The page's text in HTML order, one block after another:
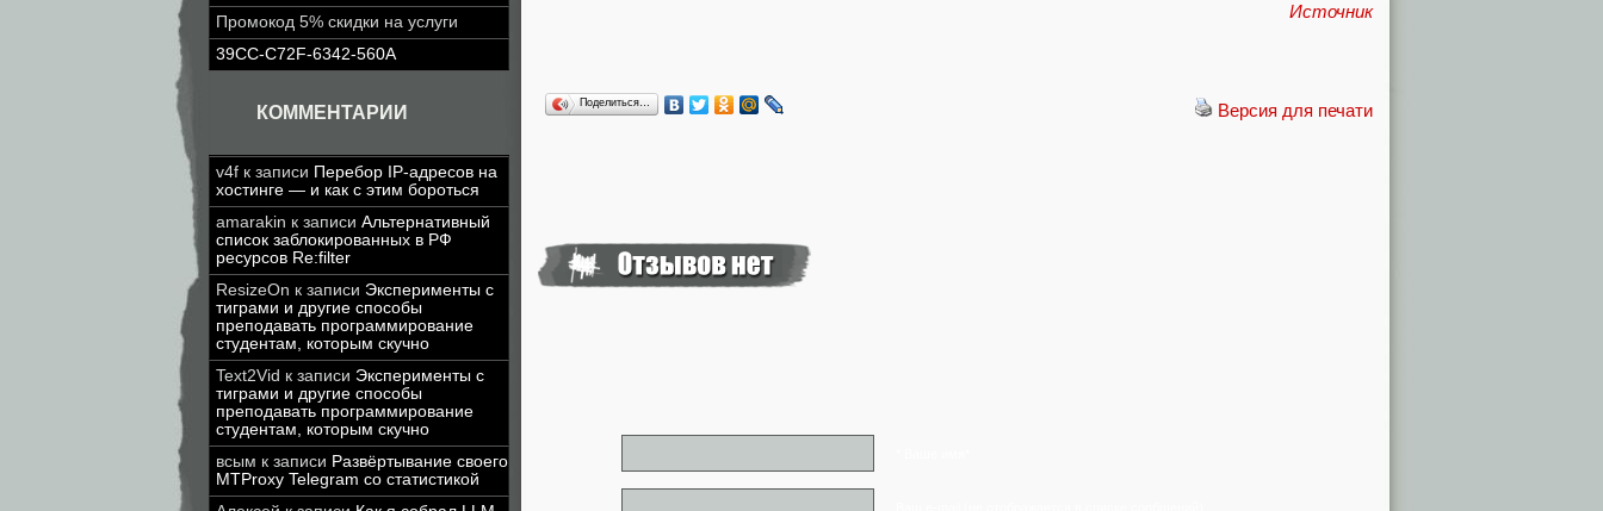
Промокод 5% скидки на услуги
39CC-C72F-6342-560A
КОММЕНТАРИИ
v4f к записи Перебор IP-адресов на
хостинге — и как с этим бороться
amarakin к записи Альтернативный
список заблокированных в РФ
ресурсов Re:filter
ResizeOn к записи Эксперименты с
тиграми и другие способы
преподавать программирование
студентам, которым скучно
Text2Vid к записи Эксперименты с
тиграми и другие способы
преподавать программирование
студентам, которым скучно
всым к записи Развёртывание своего
MTProxy Telegram со статистикой
Источник
Версия для печати
Поделиться…